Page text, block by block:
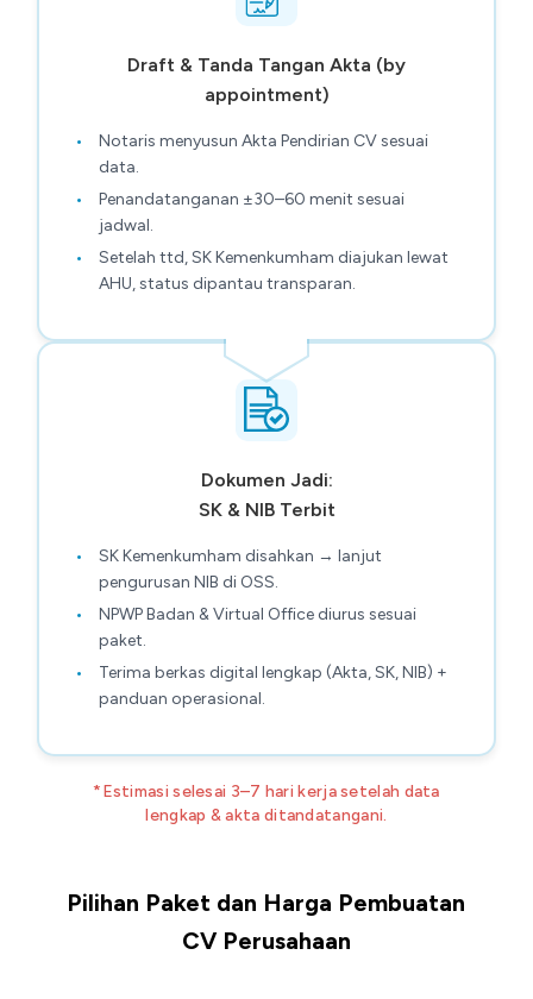
Draft & Tanda Tangan Akta (by
appointment)
Notaris menyusun Akta Pendirian CV sesuai
data.
Penandatanganan ±30–60 menit sesuai
jadwal.
Setelah ttd, SK Kemenkumham diajukan lewat
AHU, status dipantau transparan.
Dokumen Jadi:
SK & NIB Terbit
SK Kemenkumham disahkan → lanjut
pengurusan NIB di OSS.
NPWP Badan & Virtual Office diurus sesuai
paket.
Terima berkas digital lengkap (Akta, SK, NIB) +
panduan operasional.
*Estimasi selesai 3–7 hari kerja setelah data
lengkap & akta ditandatangani.
Pilihan Paket dan Harga Pembuatan
CV Perusahaan